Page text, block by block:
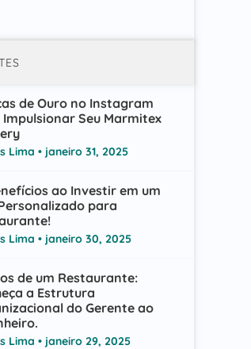
de Ouro no Instagram
Seu Marmitex
Lima janeiro 31, 2025
ao Investir em um
para
Lima janeiro 30, 2025
de um Restaurante:
a Estrutura
do Gerente ao
Lima janeiro 29, 2025